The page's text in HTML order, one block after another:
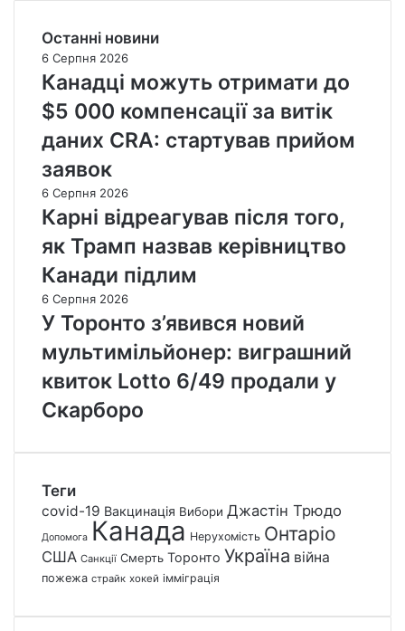
Останні новини
6 Серпня 2026
Канадці можуть отримати до
$5 000 компенсації за витік
даних CRA: стартував прийом
заявок
6 Серпня 2026
Карні відреагував після того,
як Трамп назвав керівництво
Канади підлим
6 Серпня 2026
У Торонто з’явився новий
мультимільйонер: виграшний
квиток Lotto 6/49 продали у
Скарборо
Теги
covid-19 Вакцинація Вибори Джастін Трюдо
Допомога Канада Нерухомість Онтаріо
США Санкції Смерть Торонто Україна війна
пожежа страйк хокей імміграція